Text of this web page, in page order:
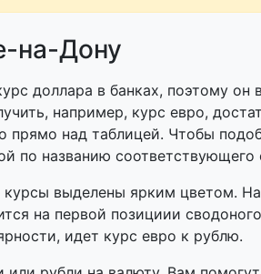
на-Дону
доллара в банках, поэтому он
например, курс евро,
прямо над таблицей. Чтобы
по названию соответствующего
выделены ярким цветом.
на первой позициии
идет курс евро к рублю.